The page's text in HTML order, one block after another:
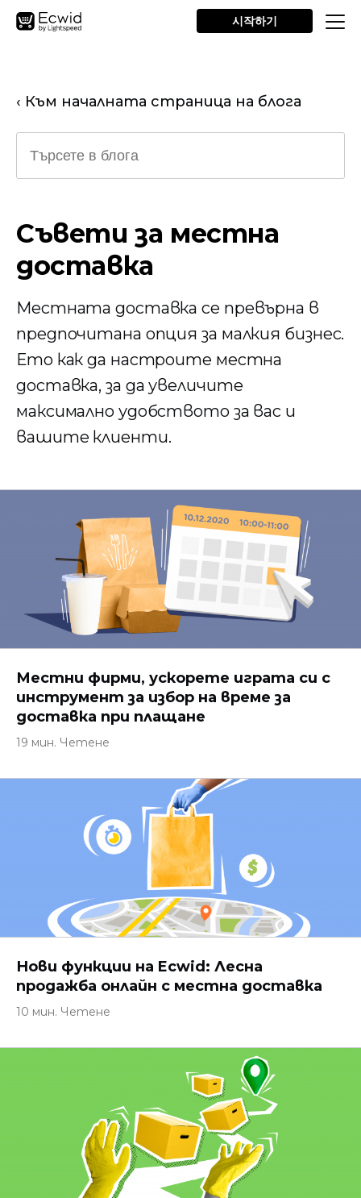
시작하기
‹ Към началната страница на блога
Съвети за местна
доставка
Местната доставка се превърна в
предпочитана опция за малкия бизнес.
Ето как да настроите местна
доставка, за да увеличите
максимално удобството за вас и
вашите клиенти.
Местни фирми, ускорете играта си с
инструмент за избор на време за
доставка при плащане
19 мин. Четене
Нови функции на Ecwid: Лесна
продажба онлайн с местна доставка
10 мин. Четене